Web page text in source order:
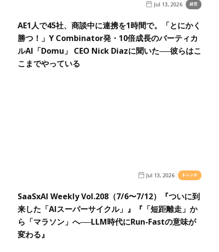
Jul 13, 2026 経営
AE1人で45社、商談中に連携を1時間で。「とにかく
勝つ！」Y Combinator発・10倍成長のバーティカ
ルAI「Domu」 CEO Nick Diazに聞いた──彼らはこ
こまでやっている
Jul 13, 2026 トレンド
SaaSxAI Weekly Vol.208（7/6〜7/12）『ついに到
来した「AIスーパーサイクル」』『「短距離走」か
ら「マラソン」へ──LLM時代にRun-Fastの意味が
変わる』